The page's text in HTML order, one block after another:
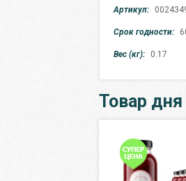
Артикул:
Срок годности:
Вес (кг): 0.17
Товар дня